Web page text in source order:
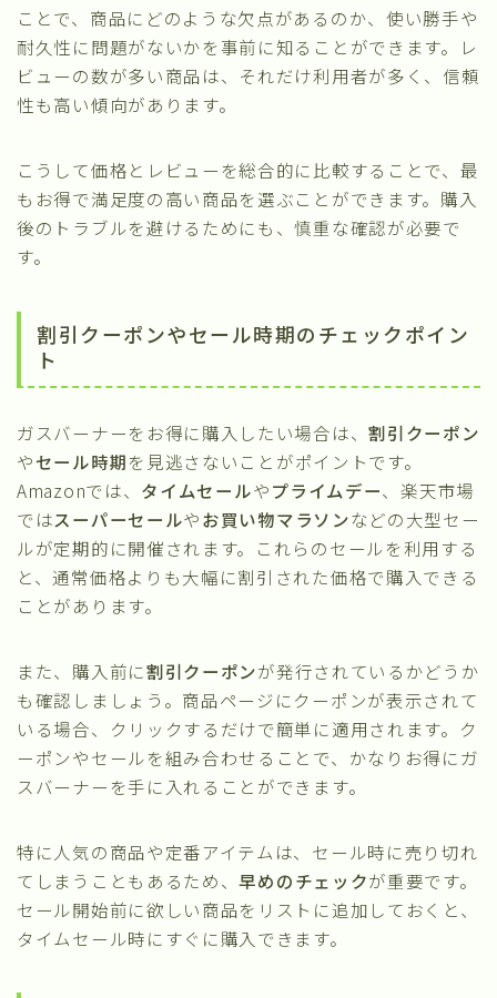
ことで、商品にどのような欠点があるのか、使い勝手や
耐久性に問題がないかを事前に知ることができます。レ
ビューの数が多い商品は、それだけ利用者が多く、信頼
性も高い傾向があります。
こうして価格とレビューを総合的に比較することで、最
もお得で満足度の高い商品を選ぶことができます。購入
後のトラブルを避けるためにも、慎重な確認が必要で
す。
割引クーポンやセール時期のチェックポイン
ト
ガスバーナーをお得に購入したい場合は、割引クーポン
やセール時期を見逃さないことがポイントです。
Amazonでは、 タイムセールやプライムデー、楽天市場
ではスーパーセールやお買い物マラソンなどの大型セー
ルが定期的に開催されます。これらのセールを利用する
と、通常価格よりも大幅に割引された価格で購入できる
ことがあります。
また、購入前に割引クーポンが発行されているかどうか
も確認しましょう。商品ページにクーポンが表示されて
いる場合、クリックするだけで簡単に適用されます。ク
ーポンやセールを組み合わせることで、かなりお得にガ
スバーナーを手に入れることができます。
特に人気の商品や定番アイテムは、セール時に売り切れ
てしまうこともあるため、早めのチェックが重要です。
セール開始前に欲しい商品をリストに追加しておくと、
タイムセール時にすぐに購入できます。